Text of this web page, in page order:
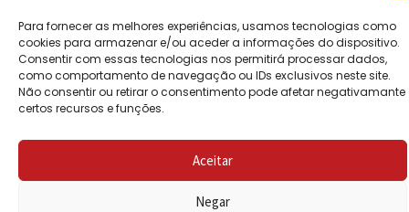
Para fornecer as melhores experiências, usamos tecnologias como
cookies para armazenar e/ou aceder a informações do dispositivo.
Consentir com essas tecnologias nos permitirá processar dados,
como comportamento de navegação ou IDs exclusivos neste site.
Não consentir ou retirar o consentimento pode afetar negativamante
certos recursos e funções.
Aceitar
Negar
REEMBOLSO
LIVRO DE
RECLAMAÇÕES